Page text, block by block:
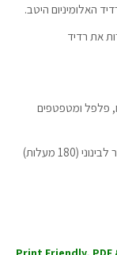
האלומיניום היטב.
את רדיד
פלפל ומטפטפים
צולים בגריל 20 דקות מכל צד. מנמיכים את חום התנור לבינוני (180 מעלות)